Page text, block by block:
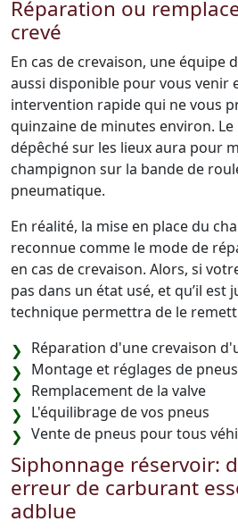
Réparation ou
crevé
En cas de crevaison, une équipe
aussi disponible pour vous venir
intervention rapide qui ne vous
quinzaine de minutes environ.
dépêché sur les lieux aura pour
champignon sur la bande de
pneumatique.
En réalité, la mise en place du
reconnue comme le mode de
en cas de crevaison. Alors, si
pas dans un état usé, et qu’il est
technique permettra de le
Réparation d'une crevaison
Montage et réglages de
Remplacement de la valve
L'équilibrage de vos pneus
Vente de pneus pour tous
Siphonnage réservoir:
erreur de carburant
adblue